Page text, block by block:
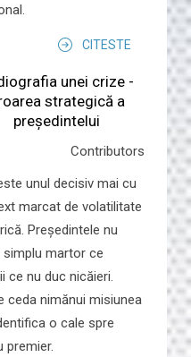
CITESTE
unei crize -
strategică a
președintelui
Contributors
unul decisiv mai cu
marcat de volatilitate
Preşedintele nu
martor ce
ce nu duc nicăieri.
ceda nimănui misiunea
o cale spre
premier.